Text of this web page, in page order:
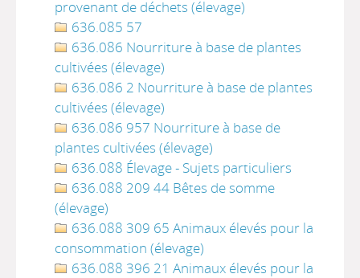
provenant de déchets (élevage)
636.085 57
636.086 Nourriture à base de plantes
cultivées (élevage)
636.086 2 Nourriture à base de plantes
cultivées (élevage)
636.086 957 Nourriture à base de
plantes cultivées (élevage)
636.088 Élevage - Sujets particuliers
636.088 209 44 Bêtes de somme
(élevage)
636.088 309 65 Animaux élevés pour la
consommation (élevage)
636.088 396 21 Animaux élevés pour la